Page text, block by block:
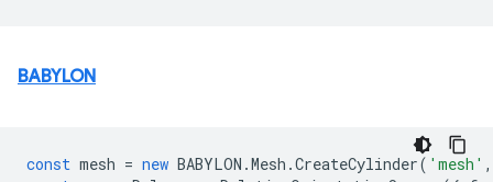
BABYLON
const mesh = new BABYLON .Mesh .CreateCylinder( 'mesh' ,